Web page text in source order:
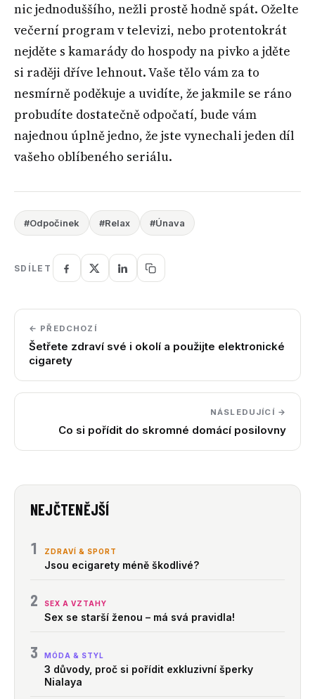
nic jednoduššího, nežli prostě hodně spát. Oželte
večerní program v televizi, nebo protentokrát
nejděte s kamarády do hospody na pivko a jděte
si raději dříve lehnout. Vaše tělo vám za to
nesmírně poděkuje a uvidíte, že jakmile se ráno
probudíte dostatečně odpočatí, bude vám
najednou úplně jedno, že jste vynechali jeden díl
vašeho oblíbeného seriálu.
#Odpočinek #Relax #Únava
SDÍLET
← PŘEDCHOZÍ
Šetřete zdraví své i okolí a použijte elektronické
cigarety
NÁSLEDUJÍCÍ →
Co si pořídit do skromné domácí posilovny
NEJČTENĚJŠÍ
1 ZDRAVÍ & SPORT
Jsou ecigarety méně škodlivé?
2 SEX A VZTAHY
Sex se starší ženou – má svá pravidla!
3 MÓDA & STYL
3 důvody, proč si pořídit exkluzivní šperky
Nialaya